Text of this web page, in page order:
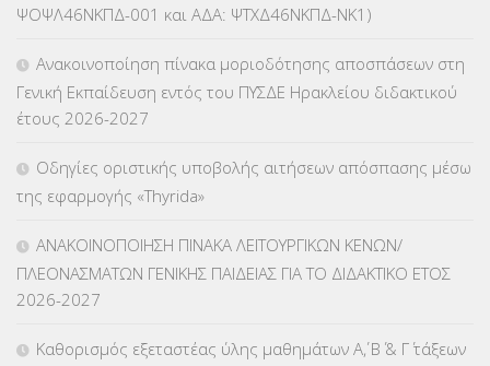
ΚΕΣΥΠ(109)
ΚΠγ – ΚΡΑΤΙΚΟ ΠΙΣΤΟΠΟΙΗΤΙΚΟ ΓΛΩΣΣΟΜΑΘΕΙΑΣ(135)
ΚΠπ- ΚΡΑΤΙΚΟ ΠΙΣΤΟΠΟΙΗΤΙΚΟ ΠΛΗΡΟΦΟΡΙΚΗΣ
ΛΟΙΠΑ(309)
ΜΕΤΑΘΕΣΕΙΣ-ΤΟΠΟΘΕΤΗΣΕΙΣ ΒΕΛΤΙΩΣΕΙΣ(319)
ΨΟΨΛ46ΝΚΠΔ-001 και ΑΔΑ: ΨΤΧΔ46ΝΚΠΔ-ΝΚ1)
Ανακοινοποίηση πίνακα μοριοδότησης αποσπάσεων στη
Γενική Εκπαίδευση εντός του ΠΥΣΔΕ Ηρακλείου διδακτικού
έτους 2026-2027
Οδηγίες οριστικής υποβολής αιτήσεων απόσπασης μέσω
της εφαρμογής «Thyrida»
ΑΝΑΚΟΙΝΟΠΟΙΗΣΗ ΠΙΝΑΚΑ ΛΕΙΤΟΥΡΓΙΚΩΝ ΚΕΝΩΝ/
ΠΛΕΟΝΑΣΜΑΤΩΝ ΓΕΝΙΚΗΣ ΠΑΙΔΕΙΑΣ ΓΙΑ ΤΟ ΔΙΔΑΚΤΙΚΟ ΕΤΟΣ
2026-2027
Καθορισμός εξεταστέας ύλης μαθημάτων Α΄, Β΄ & Γ΄ τάξεων